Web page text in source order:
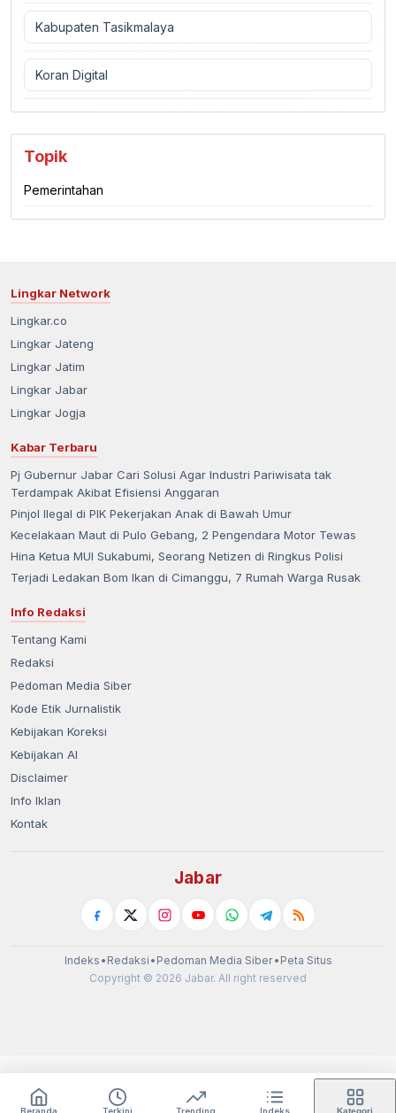
Beranda Terkini Trending Indeks Kategori
Kabupaten Tasikmalaya
Koran Digital
Topik
Pemerintahan
Lingkar Network
Lingkar.co
Lingkar Jateng
Lingkar Jatim
Lingkar Jabar
Lingkar Jogja
Kabar Terbaru
Pj Gubernur Jabar Cari Solusi Agar Industri Pariwisata tak
Terdampak Akibat Efisiensi Anggaran
Pinjol Ilegal di PIK Pekerjakan Anak di Bawah Umur
Kecelakaan Maut di Pulo Gebang, 2 Pengendara Motor Tewas
Hina Ketua MUI Sukabumi, Seorang Netizen di Ringkus Polisi
Terjadi Ledakan Bom Ikan di Cimanggu, 7 Rumah Warga Rusak
Info Redaksi
Tentang Kami
Redaksi
Pedoman Media Siber
Kode Etik Jurnalistik
Kebijakan Koreksi
Kebijakan AI
Disclaimer
Info Iklan
Kontak
Jabar
Indeks • Redaksi • Pedoman Media Siber• Peta Situs
Copyright © 2026 Jabar. All right reserved